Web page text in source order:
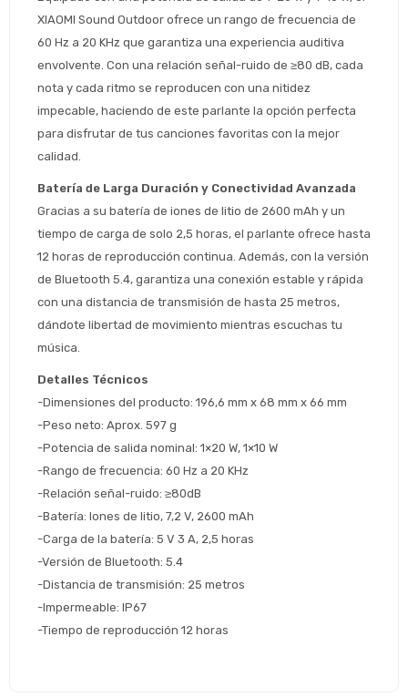
XIAOMI Sound Outdoor ofrece un rango de frecuencia de
60 Hz a 20 KHz que garantiza una experiencia auditiva
envolvente. Con una relación señal-ruido de ≥80 dB, cada
nota y cada ritmo se reproducen con una nitidez
impecable, haciendo de este parlante la opción perfecta
para disfrutar de tus canciones favoritas con la mejor
calidad.
Batería de Larga Duración y Conectividad Avanzada
Gracias a su batería de iones de litio de 2600 mAh y un
tiempo de carga de solo 2,5 horas, el parlante ofrece hasta
12 horas de reproducción continua. Además, con la versión
de Bluetooth 5.4, garantiza una conexión estable y rápida
con una distancia de transmisión de hasta 25 metros,
dándote libertad de movimiento mientras escuchas tu
música.
Detalles Técnicos
-Dimensiones del producto: 196,6 mm x 68 mm x 66 mm
-Peso neto: Aprox. 597 g
-Potencia de salida nominal: 1×20 W, 1×10 W
-Rango de frecuencia: 60 Hz a 20 KHz
-Relación señal-ruido: ≥80dB
-Batería: Iones de litio, 7,2 V, 2600 mAh
-Carga de la batería: 5 V 3 A, 2,5 horas
-Versión de Bluetooth: 5.4
-Distancia de transmisión: 25 metros
-Impermeable: IP67
-Tiempo de reproducción 12 horas
Comprá ahora y Pagá
Después, hasta en 12
cuotas y sin tocar tu
tarjeta de crédito
* sujeto aprobación crediticia
Cédula de identidad
Día
Volver al inicio
Estás calificado para comprar usando Pago
Después.
¡Tenés hasta
para comprar en las cuotas
Seleccioná Pago Después como metodo
de pago
Ups!
Parece que no tenes oferta, lamentamos
el inconveniente, por cualquier duda
¡Algo salió mal!
Por favor intenta nuevamente mas tarde.